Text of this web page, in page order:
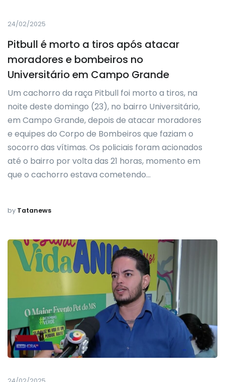
24/02/2025
Pitbull é morto a tiros após atacar
moradores e bombeiros no
Universitário em Campo Grande
Um cachorro da raça Pitbull foi morto a tiros, na
noite deste domingo (23), no bairro Universitário,
em Campo Grande, depois de atacar moradores
e equipes do Corpo de Bombeiros que faziam o
socorro das vítimas. Os policiais foram acionados
até o bairro por volta das 21 horas, momento em
que o cachorro estava cometendo…
by Tatanews